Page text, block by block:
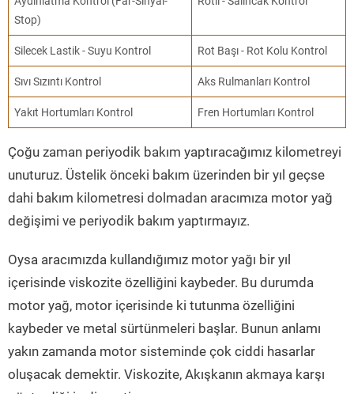
Stop)
Silecek Lastik - Suyu Kontrol Rot Başı - Rot Kolu Kontrol
Sıvı Sızıntı Kontrol Aks Rulmanları Kontrol
Yakıt Hortumları Kontrol Fren Hortumları Kontrol
Çoğu zaman periyodik bakım yaptıracağımız kilometreyi
unuturuz. Üstelik önceki bakım üzerinden bir yıl geçse
dahi bakım kilometresi dolmadan aracımıza motor yağ
değişimi ve periyodik bakım yaptırmayız.
Oysa aracımızda kullandığımız motor yağı bir yıl
içerisinde viskozite özelliğini kaybeder. Bu durumda
motor yağ, motor içerisinde ki tutunma özelliğini
kaybeder ve metal sürtünmeleri başlar. Bunun anlamı
yakın zamanda motor sisteminde çok ciddi hasarlar
oluşacak demektir. Viskozite, Akışkanın akmaya karşı